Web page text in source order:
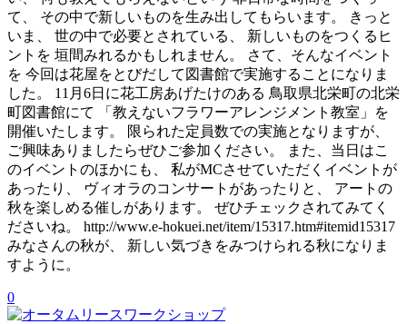
て、 その中で新しいものを生み出してもらいます。 きっと
いま、 世の中で必要とされている、 新しいものをつくるヒ
ントを 垣間みれるかもしれません。 さて、そんなイベント
を 今回は花屋をとびだして図書館で実施することになりま
した。 11月6日に花工房あげたけのある 鳥取県北栄町の北栄
町図書館にて 「教えないフラワーアレンジメント教室」を
開催いたします。 限られた定員数での実施となりますが、
ご興味ありましたらぜひご参加ください。 また、当日はこ
のイベントのほかにも、 私がMCさせていただくイベントが
あったり、 ヴィオラのコンサートがあったりと、 アートの
秋を楽しめる催しがあります。 ぜひチェックされてみてく
ださいね。 http://www.e-hokuei.net/item/15317.htm#itemid15317
みなさんの秋が、 新しい気づきをみつけられる秋になりま
すように。
0